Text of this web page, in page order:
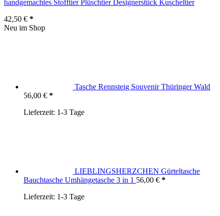
handgemachtes Stofftier Plüschtier Designerstück Kuscheltier
42,50 €
Neu im Shop
Tasche Rennsteig Souvenir Thüringer Wald
56,00 €
Lieferzeit: 1-3 Tage
LIEBLINGSHERZCHEN Gürteltasche
Bauchtasche Umhängetasche 3 in 1 56,00 €
Lieferzeit: 1-3 Tage